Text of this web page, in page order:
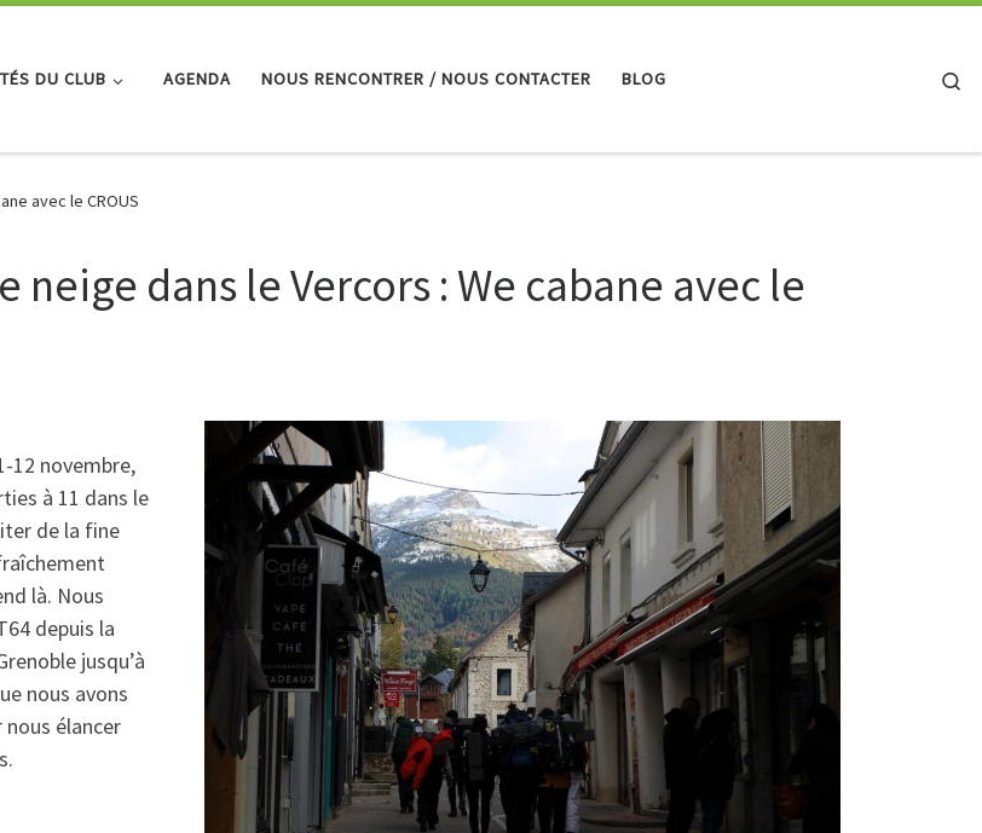
DU CLUB AGENDA NOUS RENCONTRER / NOUS CONTACTER BLOG
avec le CROUS
neige dans le Vercors : We cabane avec le
12 novembre,
à 11 dans le
de la fine
là. Nous
depuis la
jusqu’à
nous avons
élancer